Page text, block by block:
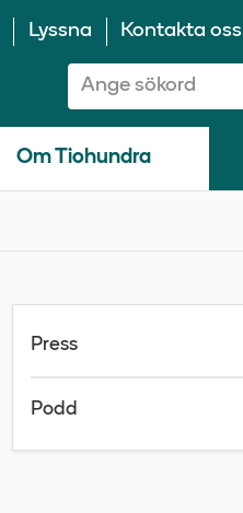
Lyssna Kontakta oss
Sök på 10100:
sökförslag
Om Tiohundra
Press
Podd